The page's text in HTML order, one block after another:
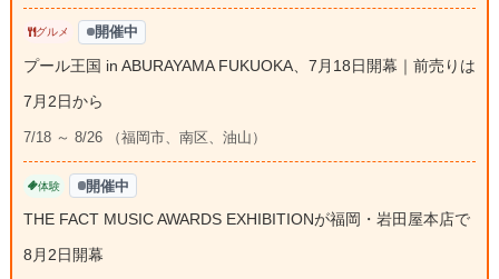
グルメ 開催中
プール王国 in ABURAYAMA FUKUOKA、7月18日開幕｜前売りは
7月2日から
7/18 ～ 8/26 （福岡市、南区、油山）
体験 開催中
THE FACT MUSIC AWARDS EXHIBITIONが福岡・岩田屋本店で
8月2日開幕